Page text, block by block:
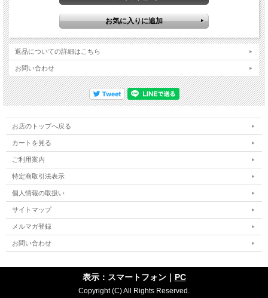
返品についての詳細はこちら
お問い合わせ
お店のトップへ戻る
カートを見る
ご利用案内
特定商取引法表示
個人情報の取扱い
サイトマップ
メルマガ登録
お問い合わせ
表示：スマートフォン｜ PC
Copyright (C) All Rights Reserved.